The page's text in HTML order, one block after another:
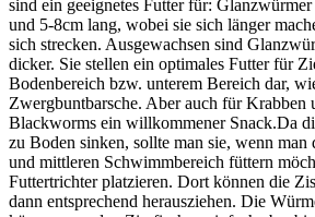
sind ein geeignetes Futter für:
und 5-8cm lang, wobei sie sich länger
sich strecken. Ausgewachsen sind
dicker. Sie stellen ein optimales Futter für
Bodenbereich bzw. unterem Bereich dar,
Zwergbuntbarsche. Aber auch für Krabben
Blackworms ein willkommener Snack.Da
zu Boden sinken, sollte man sie, wenn man
und mittleren Schwimmbereich füttern
Futtertrichter platzieren. Dort können die
dann entsprechend herausziehen. Die